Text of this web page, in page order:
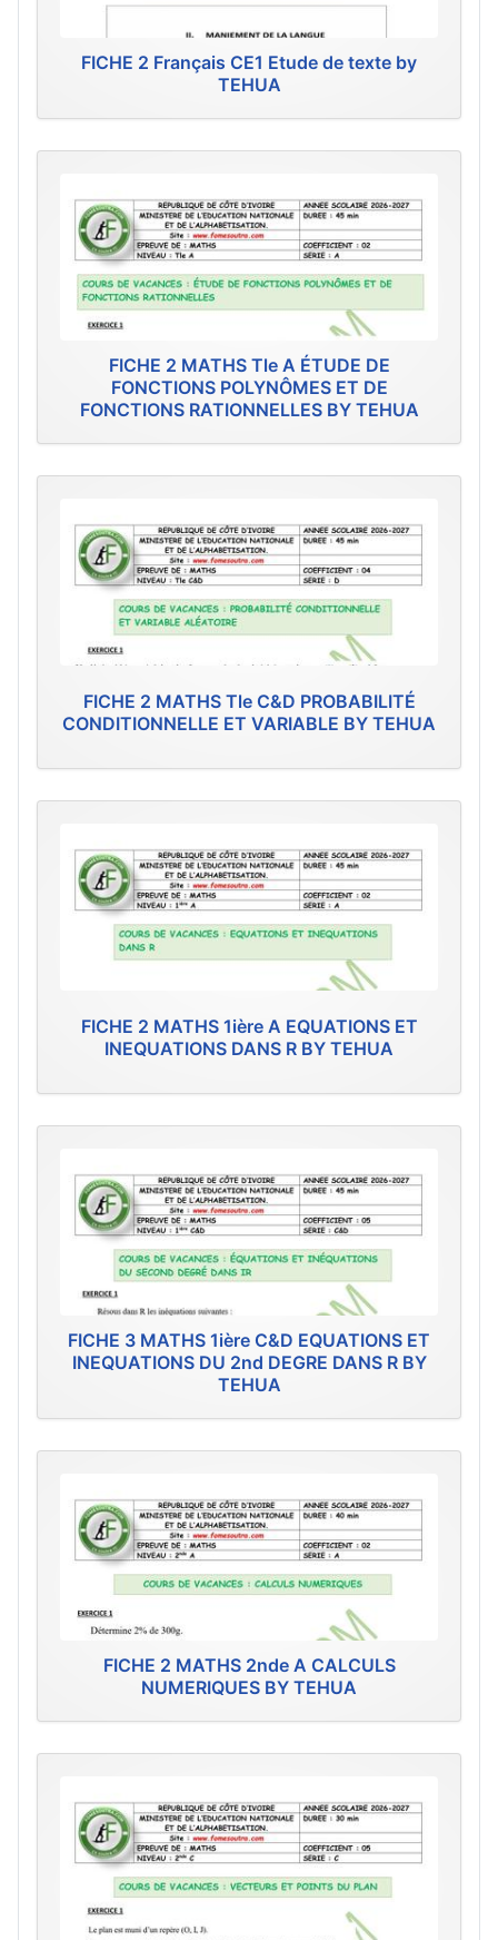
FICHE 2 Français CE1 Etude de texte by
TEHUA
FICHE 2 MATHS Tle A ÉTUDE DE
FONCTIONS POLYNÔMES ET DE
FONCTIONS RATIONNELLES BY TEHUA
FICHE 2 MATHS Tle C&D PROBABILITÉ
CONDITIONNELLE ET VARIABLE BY TEHUA
FICHE 2 MATHS 1ière A EQUATIONS ET
INEQUATIONS DANS R BY TEHUA
FICHE 3 MATHS 1ière C&D EQUATIONS ET
INEQUATIONS DU 2nd DEGRE DANS R BY
TEHUA
FICHE 2 MATHS 2nde A CALCULS
NUMERIQUES BY TEHUA